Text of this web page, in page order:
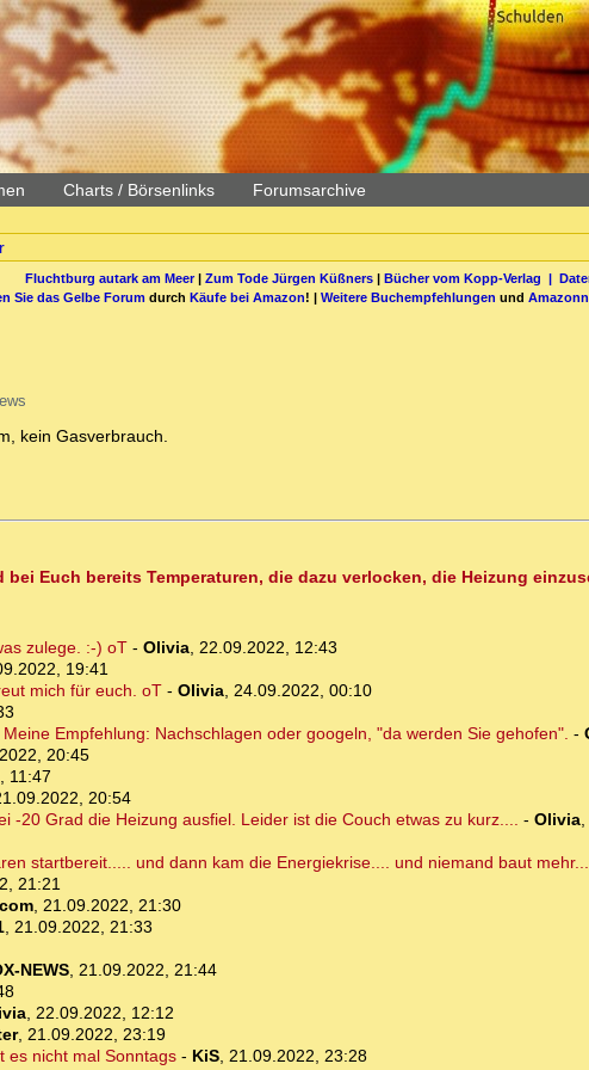
Charts / Börsenlinks Forumsarchive
Fluchtburg autark am Meer| Zum Tode Jürgen Küßners| Bücher vom Kopp-Verlag |
Sie das Gelbe Forum durch Käufe bei Amazon! | Weitere Buchempfehlungen und
kein Gasverbrauch.
Euch bereits Temperaturen, die dazu verlocken, die Heizung
zulege. :-) oT- Olivia, 22.09.2022, 12:43
19:41
mich für euch. oT- Olivia, 24.09.2022, 00:10
Empfehlung: Nachschlagen oder googeln, "da werden Sie gehofen". -
20:45
11:47
20:54
-20 Grad die Heizung ausfiel. Leider ist die Couch etwas zu kurz.... - Olivia,
startbereit..... und dann kam die Energiekrise.... und niemand baut
21:21
, 21.09.2022, 21:30
, 21.09.2022, 21:33
NEWS, 21.09.2022, 21:44
, 22.09.2022, 12:12
, 21.09.2022, 23:19
es nicht mal Sonntags- KiS, 21.09.2022, 23:28